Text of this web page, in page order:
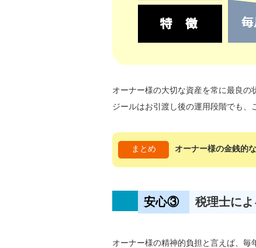
オーナー様の大切な資産を常に最良の
ジールはお引渡し後の運用段階でも
まとめ オーナー様の金銭的
安心③ 税理士に
オーナー様の精神的負担と言えば、毎